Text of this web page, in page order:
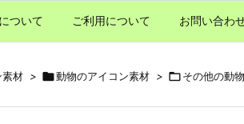
ついて ご利用について お問い合わ
素材 > 動物のアイコン素材 > その他の動